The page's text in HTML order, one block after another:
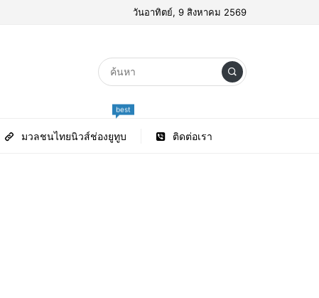
วันอาทิตย์, 9 สิงหาคม 2569
มวลชนไทยนิวส์ช่องยูทูบ ติดต่อเรา